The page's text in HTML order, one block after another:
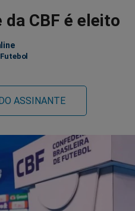
no
Messenger
no
no
CBF é eleito
Futebol
ASSINANTE